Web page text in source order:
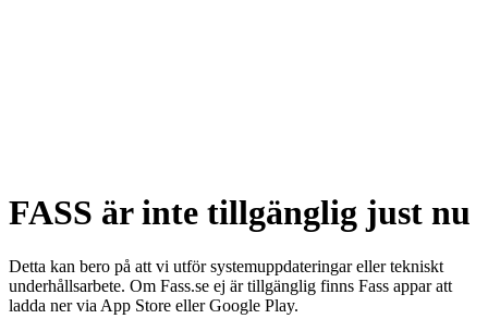
FASS är inte tillgänglig just nu
Detta kan bero på att vi utför systemuppdateringar eller tekniskt
underhållsarbete. Om Fass.se ej är tillgänglig finns Fass appar att
ladda ner via App Store eller Google Play.